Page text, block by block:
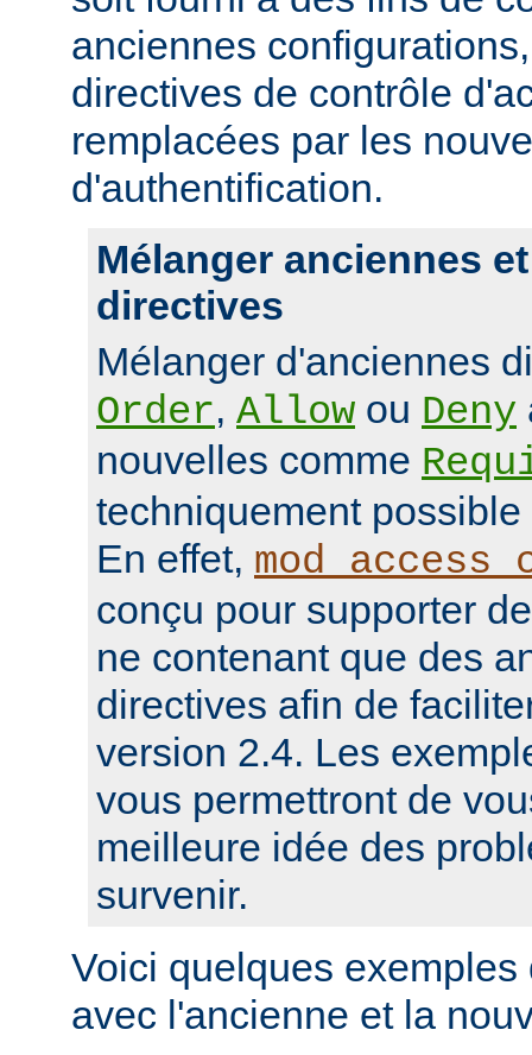
anciennes
directives de contrôle
remplacées par les
d'authentification.
Mélanger anciennes
directives
Mélanger d'anciennes
Order, Allow ou Deny
nouvelles comme
techniquement
En effet,
conçu pour supporter
ne contenant que des
directives afin de
version 2.4. Les
vous permettront de
meilleure idée des
survenir.
Voici quelques
avec l'ancienne et la